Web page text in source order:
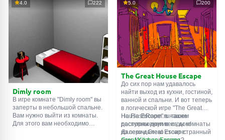
одной комнаты является
все, приготовленные авторами
для вас, головоломки и найти
выход на свободу.
Внимательно осмотрите
помещение, возможно вы
сможете найти какие-нибудь
подсказки. Желаем удачи!
4.0 222
Dimly room
В игре комнате "Dimly room" вы
заперты в небольшой спальне.
Вам нужно выйти из комнаты.
Для этого вам необходимо
5.0 200
The Great House Escape
До сих пор нам удавалось
найти выход из кухни, гостиной,
ванной и спальни. И вот теперь
в логической игре "The Great
House Escape" в нашем
распоряжении весь дом!
Далеко-далеко стоит странный
На FlashRoom.ru также
доступны другие игры комнаты
из серии Great Escape: